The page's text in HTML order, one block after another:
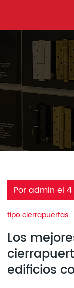
Por admin el
tipo cierrapuertas
Los
edificios
Hogar
Compañía
Cierrapuertas
Recurso
Contacto